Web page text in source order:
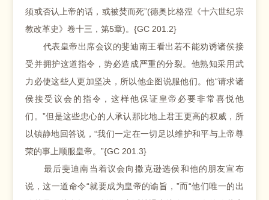
须或否认上帝的话，或被焚而死”(德奥比格涅《十六世纪宗
教改革史》卷十三，第5章)。{GC 201.2}
代表皇帝出席会议的斐迪南王看出若不能劝诱诸侯接
受并拥护这道指令，势必造成严重的分裂。他熟知采用武
力必使这些人更加坚决，所以他企图说服他们。他“请求诸
侯接受议会的指令，这样他保证皇帝必要非常喜悦他
们。”但是这些忠心的人承认那比地上君王更高的权威，所
以镇静地回答说，“我们一定在一切足以维护和平与上帝尊
荣的事上顺服皇帝。”{GC 201.3}
最后斐迪南当着议会向撒克逊选侯和他的朋友宣布
说，这一道命令“就要成为皇帝的谕旨，”而“他们唯一的出